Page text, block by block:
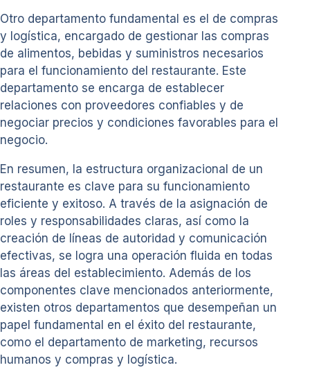
Otro departamento fundamental es el de compras
y logística, encargado de gestionar las compras
de alimentos, bebidas y suministros necesarios
para el funcionamiento del restaurante. Este
departamento se encarga de establecer
relaciones con proveedores confiables y de
negociar precios y condiciones favorables para el
negocio.
En resumen, la estructura organizacional de un
restaurante es clave para su funcionamiento
eficiente y exitoso. A través de la asignación de
roles y responsabilidades claras, así como la
creación de líneas de autoridad y comunicación
efectivas, se logra una operación fluida en todas
las áreas del establecimiento. Además de los
componentes clave mencionados anteriormente,
existen otros departamentos que desempeñan un
papel fundamental en el éxito del restaurante,
como el departamento de marketing, recursos
humanos y compras y logística.